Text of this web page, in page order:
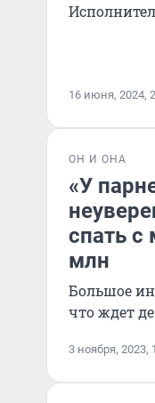
16 июня, 2024,
ОН И ОНА
«У
спать с
млн
Большое
что ждет
3 ноября, 2023,